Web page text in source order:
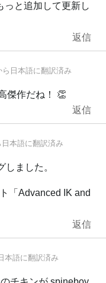
っと追加して更新し
返信
ら 日本語に翻訳済み
傑作だね！ 👏
返信
日本語に翻訳済み
ました。
「Advanced IK and
返信
本語に翻訳済み